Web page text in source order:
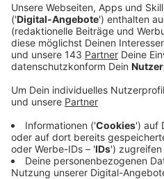
Ein Promi, keine
Gegenstände
Anzeige
Wenn ein Popstar,
Politiker bei uns zu Besuch
besonderen Video-Interview
keine einzige Frage gestellt,